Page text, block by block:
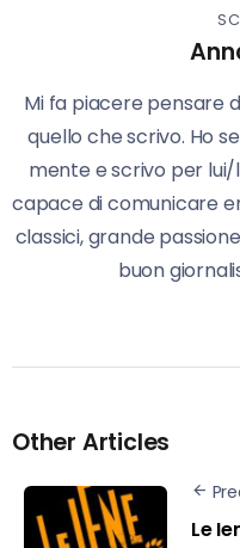
Mi fa piacere pensare
quello che scrivo. Ho
mente e scrivo per
capace di comunicare
classici, grande
buon
Other Articles
Le